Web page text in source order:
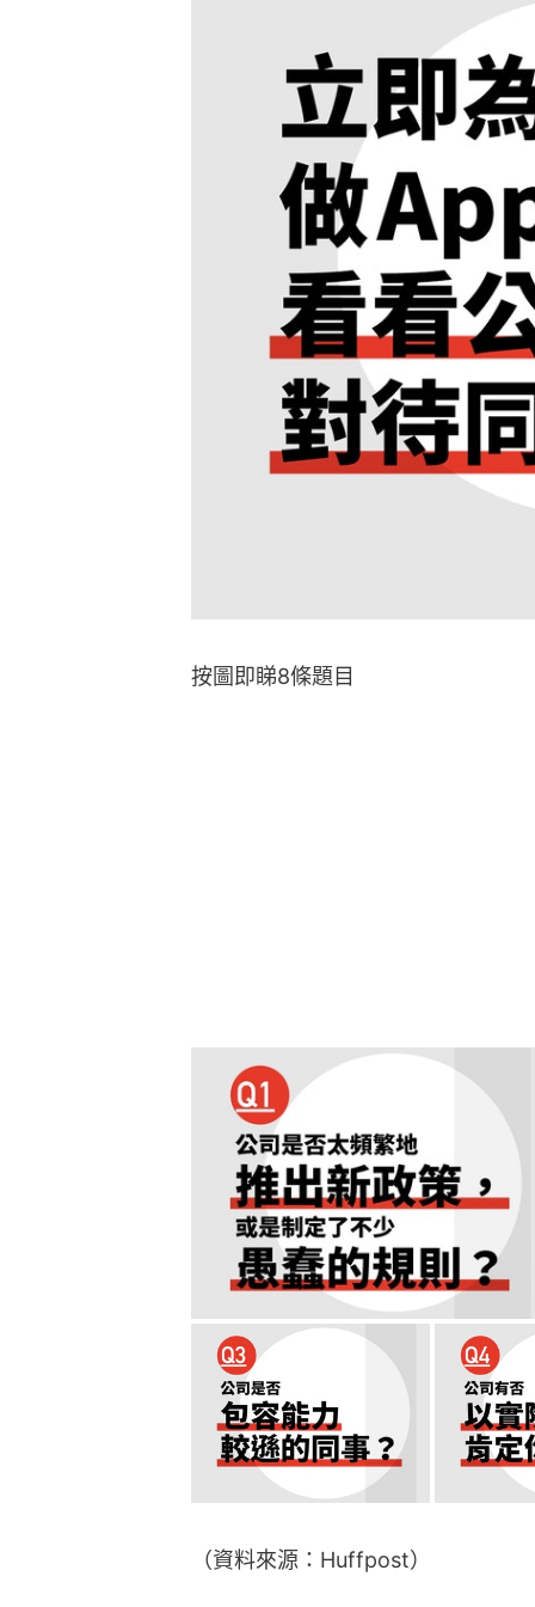
按圖即睇8條題目
（資料來源：Huffpost）